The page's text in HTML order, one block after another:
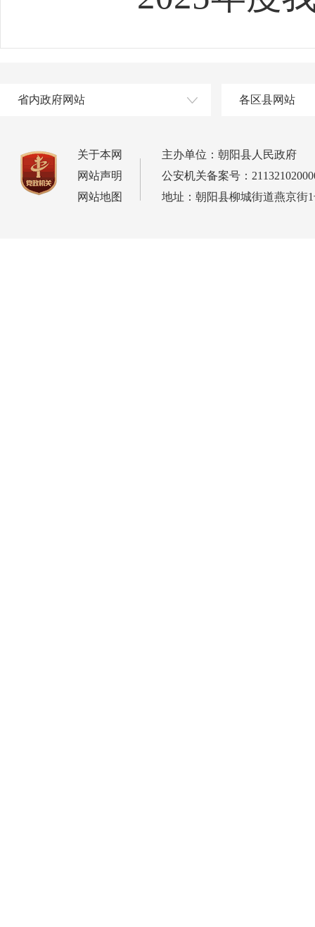
省内政府网站 各区县网站
关于本网
网站声明
网站地图
主办单位：朝阳县人民政府
公安机关备案号：
地址：朝阳县柳城街道燕京街